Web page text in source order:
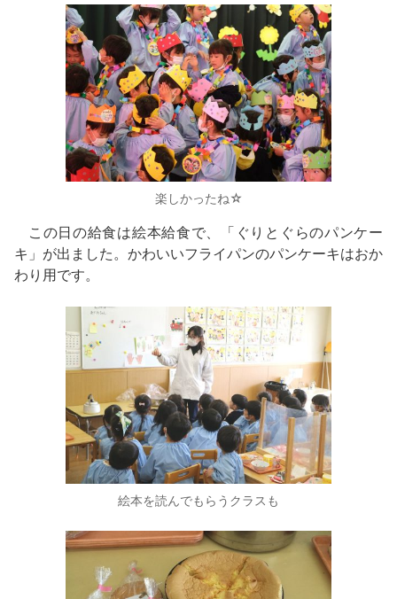
楽しかったね☆
この日の給食は絵本給食で、「ぐりとぐらのパンケー
キ」が出ました。かわいいフライパンのパンケーキはおか
わり用です。
絵本を読んでもらうクラスも